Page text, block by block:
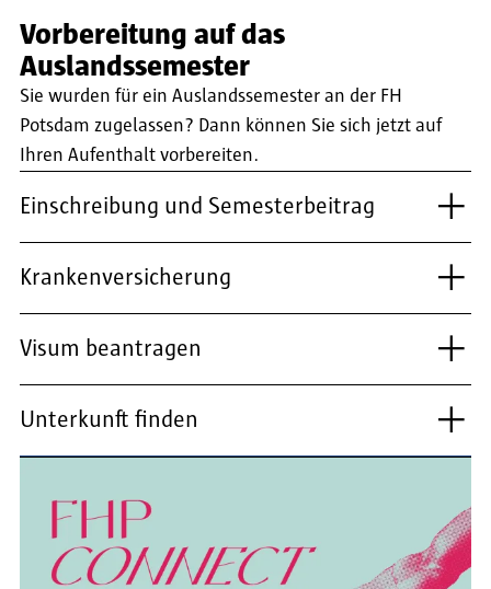
Vorbereitung auf das
Auslandssemester
Sie wurden für ein Auslandssemester an der FH
Potsdam zugelassen? Dann können Sie sich jetzt auf
Ihren Aufenthalt vorbereiten.
Einschreibung und Semesterbeitrag
Krankenversicherung
Visum beantragen
Unterkunft finden